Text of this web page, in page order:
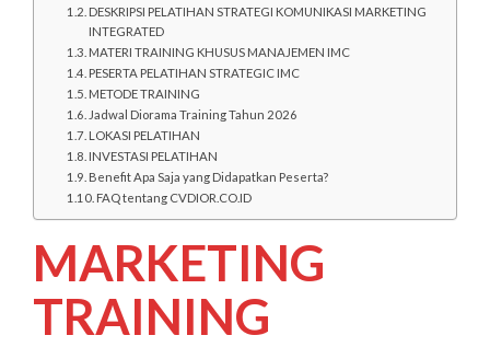
DESKRIPSI PELATIHAN STRATEGI KOMUNIKASI MARKETING
INTEGRATED
MATERI TRAINING KHUSUS MANAJEMEN IMC
PESERTA PELATIHAN STRATEGIC IMC
METODE TRAINING
Jadwal Diorama Training Tahun 2026
LOKASI PELATIHAN
INVESTASI PELATIHAN
Benefit Apa Saja yang Didapatkan Peserta?
FAQ tentang CVDIOR.CO.ID
MARKETING
TRAINING